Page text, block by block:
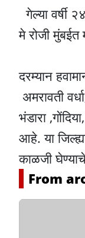
गेल्या वर्षी
मे रोजी
दरम्यान
अमरावती
भंडारा
आहे. या
काळजी
From